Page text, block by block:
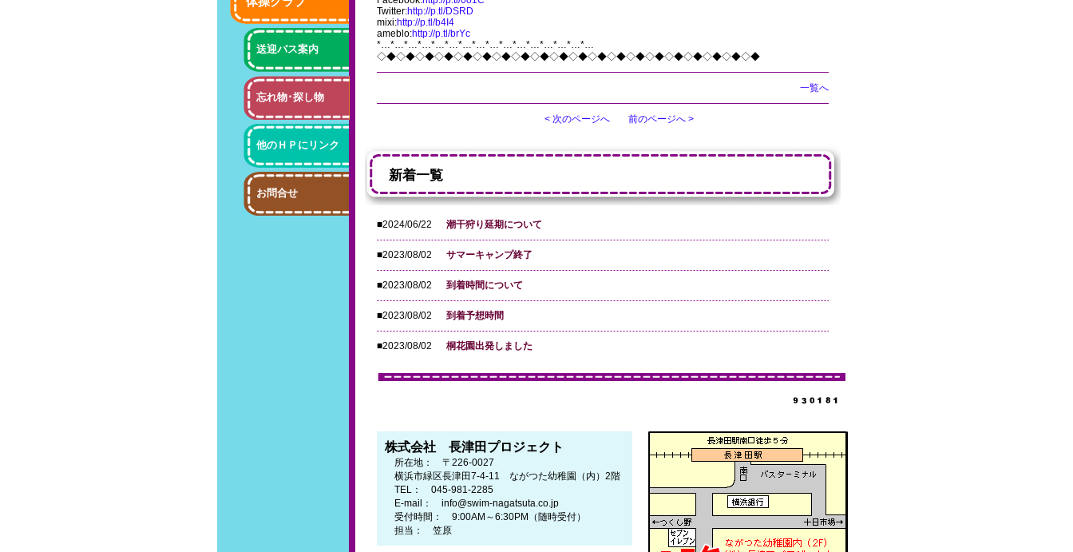
Twitter:http://p.tl/DSRD
mixi:http://p.tl/b4I4
ameblo:http://p.tl/brYc
*…*…*…*…*…*…*…*…*…*…*…*…*…*…*…*…
◇◆◇◆◇◆◇◆◇◆◇◆◇◆◇◆◇◆◇◆◇◆◇◆◇◆◇◆◇◆◇◆◇◆◇◆◇◆◇◆
一覧へ
< 次のページへ 前のページへ >
新着一覧
■2024/06/22 潮干狩り延期について
■2023/08/02 サマーキャンプ終了
■2023/08/02 到着時間について
■2023/08/02 到着予想時間
■2023/08/02 桐花園出発しました
株式会社 長津田プロジェクト
所在地： 〒226-0027
横浜市緑区長津田7-4-11 ながつた幼稚園（内）2階
TEL： 045-981-2285
E-mail： info@swim-nagatsuta.co.jp
受付時間： 9:00AM～6:30PM（随時受付）
担当： 笠原
送迎バス案内
忘れ物･探し物
他のＨＰにリンク
お問合せ